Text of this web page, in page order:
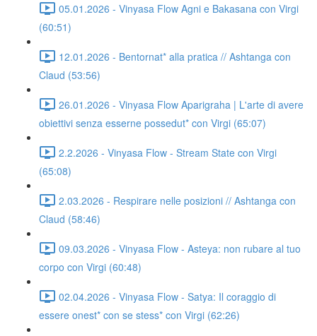
05.01.2026 - Vinyasa Flow Agni e Bakasana con Virgi
(60:51)
12.01.2026 - Bentornat* alla pratica // Ashtanga con
Claud (53:56)
26.01.2026 - Vinyasa Flow Aparigraha | L'arte di avere
obiettivi senza esserne possedut* con Virgi (65:07)
2.2.2026 - Vinyasa Flow - Stream State con Virgi
(65:08)
2.03.2026 - Respirare nelle posizioni // Ashtanga con
Claud (58:46)
09.03.2026 - Vinyasa Flow - Asteya: non rubare al tuo
corpo con Virgi (60:48)
02.04.2026 - Vinyasa Flow - Satya: Il coraggio di
essere onest* con se stess* con Virgi (62:26)